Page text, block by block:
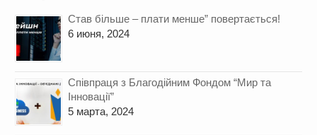
Став більше – плати менше” повертається!
6 июня, 2024
Cпівпраця з Благодійним Фондом “Мир та
Інновації”
5 марта, 2024